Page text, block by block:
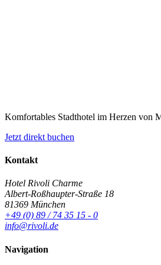
Komfortables Stadthotel im Herzen von
Jetzt direkt buchen
Kontakt
Hotel Rivoli Charme
Albert-Roßhaupter-Straße 18
81369 München
+49 (0) 89 / 74 35 15 - 0
info@rivoli.de
Navigation